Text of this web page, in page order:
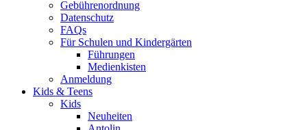
Gebührenordnung
Datenschutz
FAQs
Für Schulen und Kindergärten
Führungen
Medienkisten
Anmeldung
Kids & Teens
Kids
Neuheiten